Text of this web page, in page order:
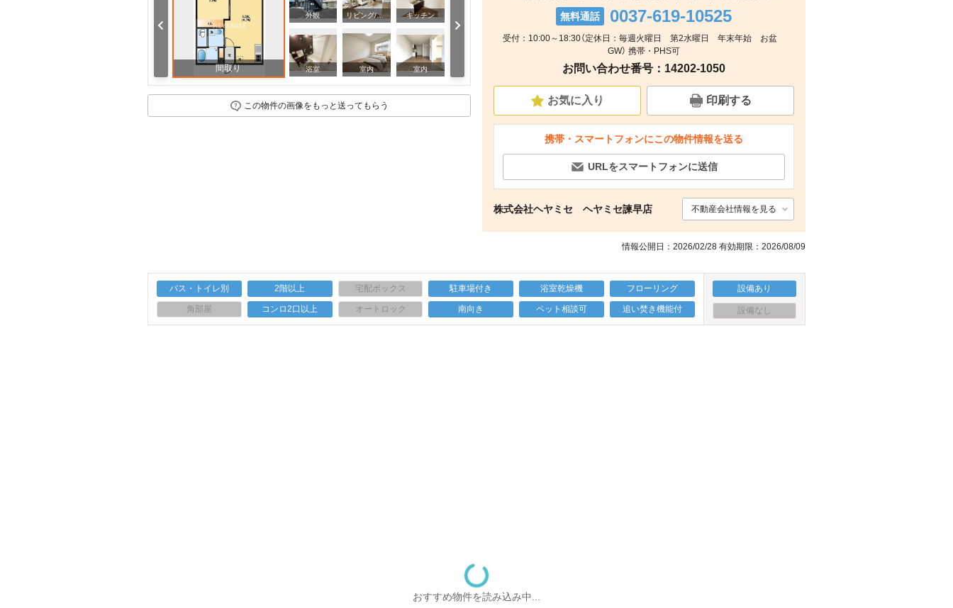
間取り
外観 リビング/ダイニング キッチン
浴室 室内 室内 玄関
その他 その他
その他 その他
この物件の画像をもっと送ってもらう
無料通話 0037-619-10525
受付：10:00～18:30（定休日：毎週火曜日 第2水曜日 年末年始 お盆
GW） 携帯・PHS可
お問い合わせ番号：14202-1050
お気に入り 印刷する
携帯・スマートフォンにこの物件情報を送る
URLをスマートフォンに送信
株式会社ヘヤミセ ヘヤミセ諫早店 不動産会社情報を見る
情報公開日：2026/02/28 有効期限：2026/08/09
バス・トイレ別 2階以上 宅配ボックス 駐車場付き 浴室乾燥機 フローリング
角部屋 コンロ2口以上 オートロック 南向き ペット相談可 追い焚き機能付
設備あり
設備なし
おすすめ物件を読み込み中...